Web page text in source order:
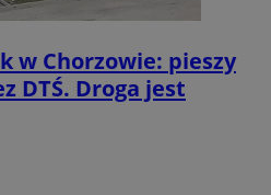
w Chorzowie: pieszy
DTŚ. Droga jest